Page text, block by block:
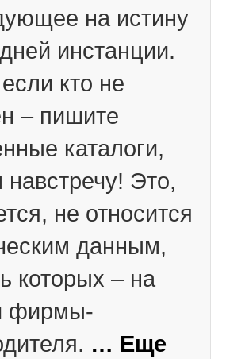
на истину
инстанции.
кто не
– пишите
каталоги,
Это,
не относится
данным,
которых – на
фирмы-
… Еще